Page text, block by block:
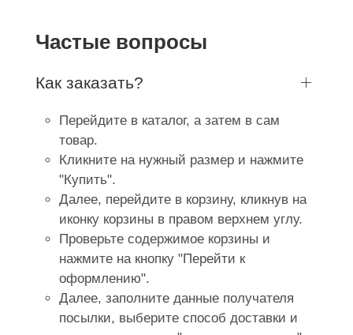
Частые вопросы
Как заказать?
Перейдите в каталог, а затем в сам
товар.
Кликните на нужный размер и нажмите
"Купить".
Далее, перейдите в корзину, кликнув на
иконку корзины в правом верхнем углу.
Проверьте содержимое корзины и
нажмите на кнопку "Перейти к
оформлению".
Далее, заполните данные получателя
посылки, выберите способ доставки и